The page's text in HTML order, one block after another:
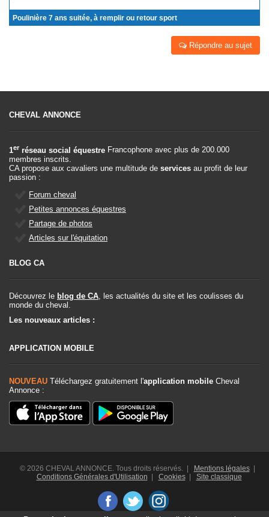
Poulinière 7 ans suitée, à remplir ou retour sport
Répondre au sujet
CHEVAL ANNONCE
1er réseau social équestre Francophone avec plus de 200.000
membres inscrits.
CA propose aux cavaliers une multitude de services au profit de leur
passion :
Forum cheval
Petites annonces équestres
Partage de photos
Articles sur l'équitation
BLOG CA
Découvrez le blog de CA , les actualités du site et les coulisses du
monde du cheval.
Les nouveaux articles :
APPLICATION MOBILE
NOUVEAU Téléchargez gratuitement l'application mobile Cheval
Annonce :
© 2026 CHEVAL ANNONCE. Tous droits réservés. | Mentions légales|
Conditions Générales d'Utilisation | Cookies| Site classique